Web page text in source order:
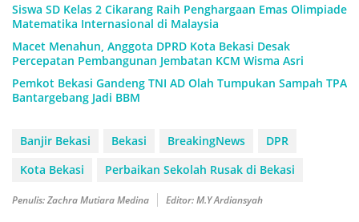
Siswa SD Kelas 2 Cikarang Raih Penghargaan Emas Olimpiade
Matematika Internasional di Malaysia
Macet Menahun, Anggota DPRD Kota Bekasi Desak
Percepatan Pembangunan Jembatan KCM Wisma Asri
Pemkot Bekasi Gandeng TNI AD Olah Tumpukan Sampah TPA
Bantargebang Jadi BBM
Banjir Bekasi Bekasi BreakingNews
DPR
Kota Bekasi
Perbaikan Sekolah Rusak di Bekasi
Penulis: Zachra Mutiara Medina Editor: M.Y Ardiansyah